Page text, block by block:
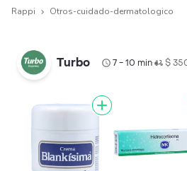
Rappi Otros-cuidado-dermatologico
Turbo 7 - 10 min• $